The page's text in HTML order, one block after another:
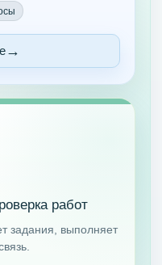
работ
задания, выполняет